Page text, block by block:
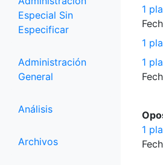
Especial Sin
Especificar
Administración
General
Análisis
Archivos
1
1
1
1